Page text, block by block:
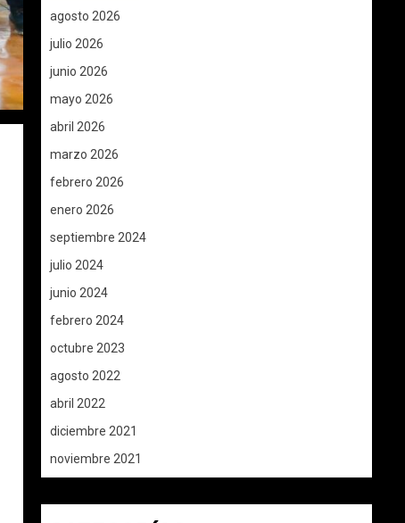
agosto 2026
julio 2026
junio 2026
mayo 2026
abril 2026
marzo 2026
febrero 2026
enero 2026
septiembre 2024
julio 2024
junio 2024
febrero 2024
octubre 2023
agosto 2022
abril 2022
diciembre 2021
noviembre 2021